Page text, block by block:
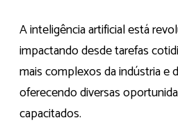
A inteligência artificial está
impactando desde tarefas
mais complexos da indústria e
oferecendo diversas
capacitados.